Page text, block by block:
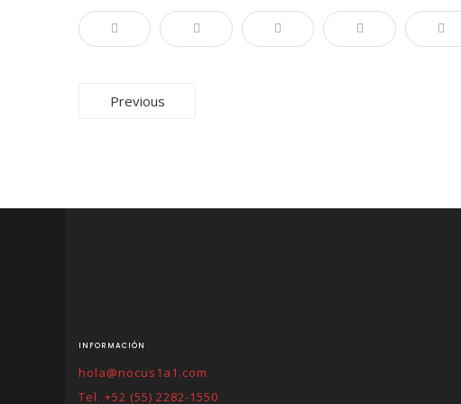
Post
Previous
INFORMACIÓN
hola@nocus1a1.com
Tel. +52 (55) 2282-1550